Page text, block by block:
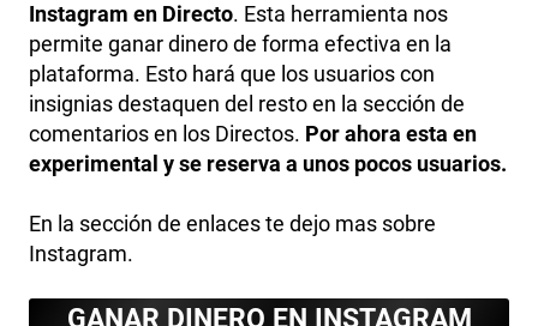
Instagram en Directo. Esta herramienta nos
permite ganar dinero de forma efectiva en la
plataforma. Esto hará que los usuarios con
insignias destaquen del resto en la sección de
comentarios en los Directos. Por ahora esta en
experimental y se reserva a unos pocos usuarios.
En la sección de enlaces te dejo mas sobre
Instagram.